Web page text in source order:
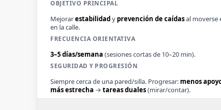
Mejorarestabilidady prevención de caídasal moverse
en la calle.
3–5 días/semana (sesiones cortas de 10–20 min).
Siempre cerca de una pared/silla. Progresar: menos
más estrecha → tareas duales(mirar/contar).